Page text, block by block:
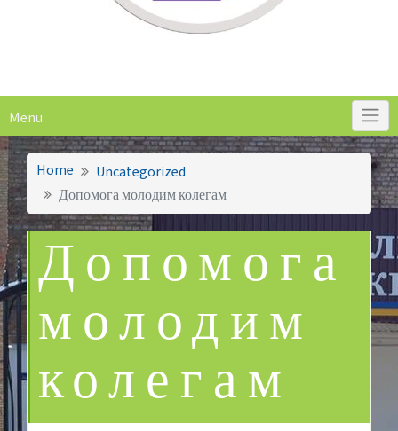
Menu
Home
Uncategorized
Допомога молодим колегам
Допомога
молодим
колегам